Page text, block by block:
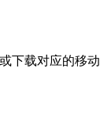
下载对应的移动